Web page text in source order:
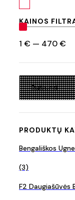
KAINOS
1 € — 470€
PRODUKTŲ
Bengališkos
(3)
F2 Daugiašūvės